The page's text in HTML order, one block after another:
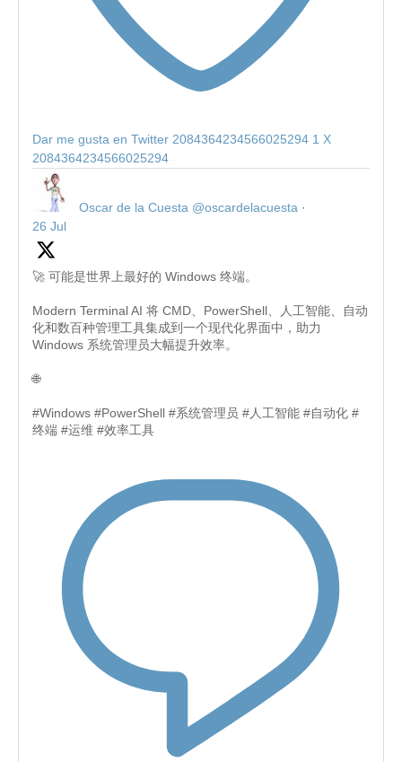
Dar me gusta en Twitter 2084364234566025294 1 X
2084364234566025294
Oscar de la Cuesta @oscardelacuesta ·
26 Jul
🚀 可能是世界上最好的 Windows 终端。
Modern Terminal AI 将 CMD、PowerShell、人工智能、自动
化和数百种管理工具集成到一个现代化界面中，助力
Windows 系统管理员大幅提升效率。
🌐
#Windows #PowerShell #系统管理员 #人工智能 #自动化 #
终端 #运维 #效率工具